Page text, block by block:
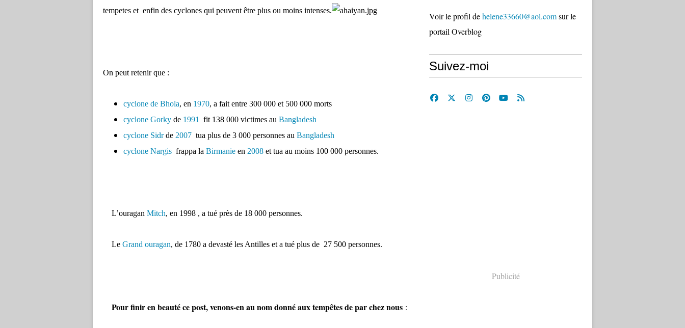
tempetes et enfin des cyclones qui peuvent être plus ou moins intenses.
On peut retenir que :
cyclone de Bhola, en 1970, a fait entre 300 000 et 500 000 morts
cyclone Gorky de 1991 fit 138 000 victimes au Bangladesh
cyclone Sidrde 2007 tua plus de 3 000 personnes au Bangladesh
cyclone Nargis frappa la Birmanie en 2008 et tua au moins 100 000 personnes.
L’ouragan Mitch, en 1998 , a tué près de 18 000 personnes.
Le Grand ouragan, de 1780 a devasté les Antilles et a tué plus de 27 500 personnes.
Pour finir en beauté ce post, venons-en au nom donné aux tempêtes de par chez nous :
Voir le profil dehelene33660@aol.comsur le
portail Overblog
Suivez-moi
Publicité